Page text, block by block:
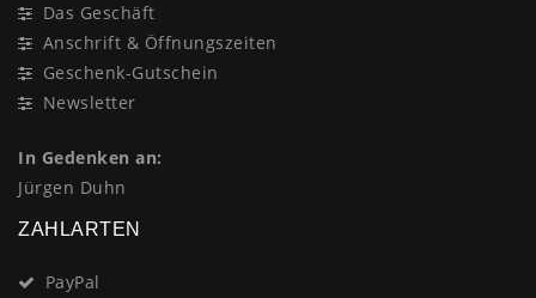
Das Geschäft
Anschrift & Öffnungszeiten
Geschenk-Gutschein
Newsletter
In Gedenken an:
Jürgen Duhn
ZAHLARTEN
PayPal